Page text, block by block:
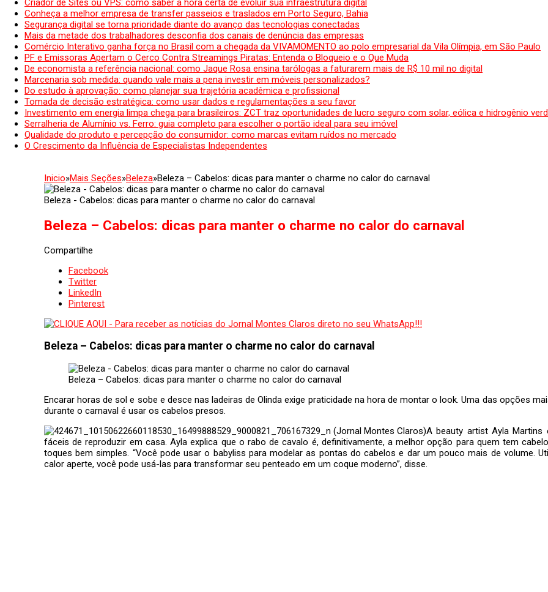
Criador de Sites ou VPS: como saber a hora certa de evoluir sua infraestrutura digital
Conheça a melhor empresa de transfer passeios e traslados em Porto Seguro, Bahia
Segurança digital se torna prioridade diante do avanço das tecnologias conectadas
Mais da metade dos trabalhadores desconfia dos canais de denúncia das empresas
Comércio Interativo ganha força no Brasil com a chegada da VIVAMOMENTO ao polo empresarial da Vila Olímpia, em São Paulo
PF e Emissoras Apertam o Cerco Contra Streamings Piratas: Entenda o Bloqueio e o Que Muda
De economista a referência nacional: como Jaque Rosa ensina tarólogas a faturarem mais de R$ 10 mil no digital
Marcenaria sob medida: quando vale mais a pena investir em móveis personalizados?
Do estudo à aprovação: como planejar sua trajetória acadêmica e profissional
Tomada de decisão estratégica: como usar dados e regulamentações a seu favor
Investimento em energia limpa chega para brasileiros: ZCT traz oportunidades de lucro seguro com solar, eólica e hidrogênio
Serralheria de Alumínio vs. Ferro: guia completo para escolher o portão ideal para seu imóvel
Qualidade do produto e percepção do consumidor: como marcas evitam ruídos no mercado
O Crescimento da Influência de Especialistas Independentes
Inicio»Mais Seções»Beleza»Beleza – Cabelos: dicas para manter o charme no calor do carnaval
Beleza - Cabelos: dicas para manter o charme no calor do carnaval
Beleza – Cabelos: dicas para manter o charme no calor do carnaval
Compartilhe
Facebook
Twitter
LinkedIn
Pinterest
Beleza – Cabelos: dicas para manter o charme no calor do carnaval
Beleza – Cabelos: dicas para manter o charme no calor do carnaval
Encarar horas de sol e sobe e desce nas ladeiras de Olinda exige praticidade na hora de montar o look. Uma das opções
durante o carnaval é usar os cabelos presos.
A beauty artist Ayla
fáceis de reproduzir em casa. Ayla explica que o rabo de cavalo é, definitivamente, a melhor opção para quem tem
toques bem simples. “Você pode usar o babyliss para modelar as pontas do cabelos e dar um pouco mais de volume.
calor aperte, você pode usá-las para transformar seu penteado em um coque moderno”, disse.